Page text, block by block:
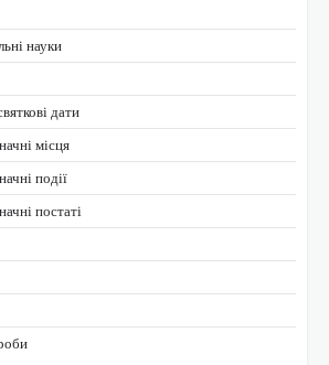
науки
дати
місця
події
постаті